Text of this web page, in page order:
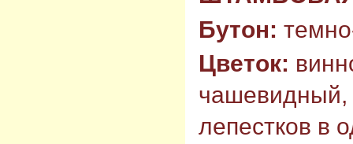
Бутон:
Цветок:
чашевидный,
лепестков в